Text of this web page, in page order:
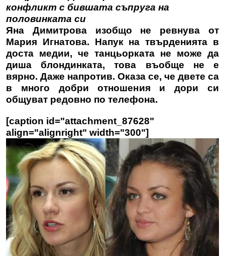
конфликт с бившата съпруга на
половинката си
Яна Димитрова изобщо не ревнува от
Мария Игнатова. Напук на твърденията в
доста медии, че танцьорката не може да
диша блондинката, това въобще не е
вярно. Даже напротив. Оказа се, че двете са
в много добри отношения и дори си
общуват редовно по телефона.
[caption id="attachment_87628"
align="alignright" width="300"]